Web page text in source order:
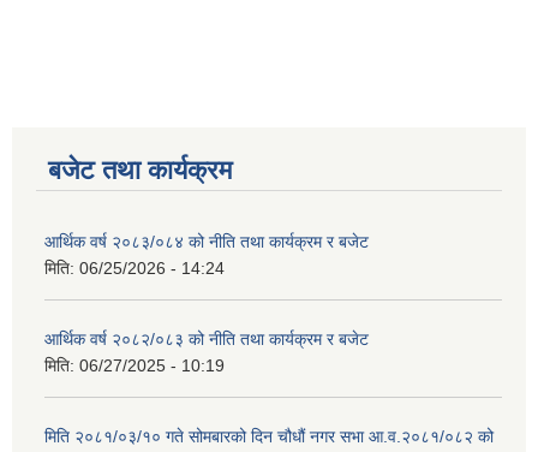
बजेट तथा कार्यक्रम
आर्थिक वर्ष २०८३/०८४ को नीति तथा कार्यक्रम र बजेट
मिति: 06/25/2026 - 14:24
आर्थिक वर्ष २०८२/०८३ को नीति तथा कार्यक्रम र बजेट
मिति: 06/27/2025 - 10:19
मिति २०८१/०३/१० गते सोमबारको दिन चौधौं नगर सभा आ.व.२०८१/०८२ को